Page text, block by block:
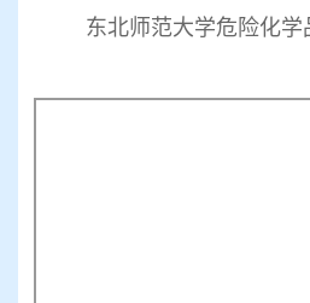
东北师范大学危险化学